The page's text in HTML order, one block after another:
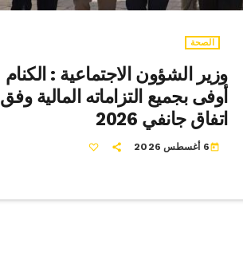
الصحة
وزير الشؤون الاجتماعية : الكنام
أوفى بجميع التزاماته المالية وفق
اتفاق جانفي 2026
today 6 أغسطس 2026